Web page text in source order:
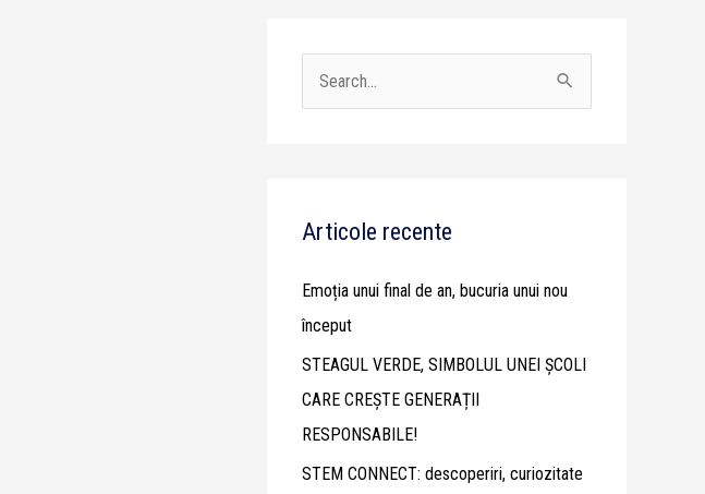
c
f
o
r
:
Articole recente
Emoția unui final de an, bucuria unui nou
început
STEAGUL VERDE, SIMBOLUL UNEI ȘCOLI
CARE CREȘTE GENERAȚII
RESPONSABILE!
STEM CONNECT: descoperiri, curiozitate